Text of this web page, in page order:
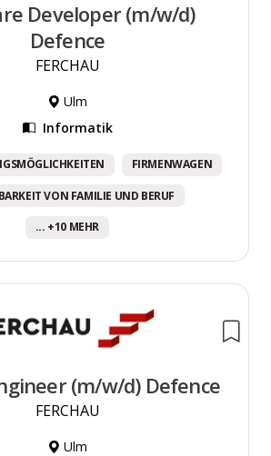
Developer (m/w/d)
Defence
FERCHAU
Ulm
Informatik
FIRMENWAGEN
VON FAMILIE UND BERUF
... +10 MEHR
(m/w/d) Defence
FERCHAU
Ulm